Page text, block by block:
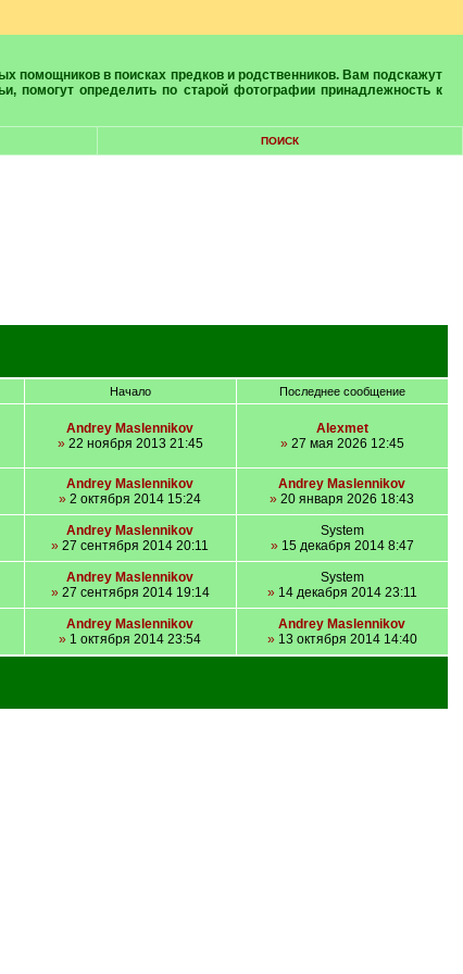
помогут определить по старой фотографии принадлежность к
ПОИСК
Начало Последнее сообщение
Andrey Maslennikov
»22 ноября 2013 21:45
Alexmet
»27 мая 2026 12:45
Andrey Maslennikov
» 2 октября 2014 15:24
Andrey Maslennikov
» 20 января 2026 18:43
Andrey Maslennikov
» 27 сентября 2014 20:11
System
»15 декабря 2014 8:47
Andrey Maslennikov
»27 сентября 2014 19:14
System
»14 декабря 2014 23:11
Andrey Maslennikov
» 1 октября 2014 23:54
Andrey Maslennikov
»13 октября 2014 14:40